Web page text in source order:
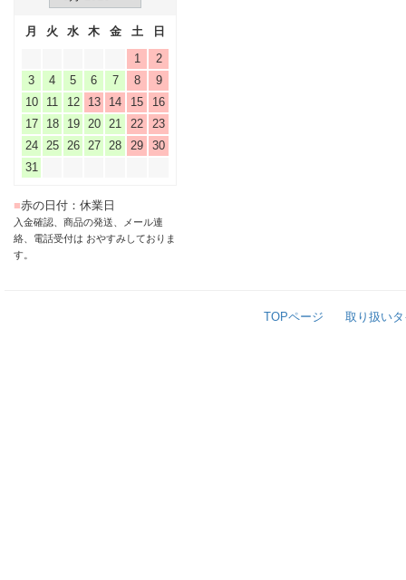
月 火 水 木 金 土
日
1
2
3
4 5 6 7 8
9
10
11 12 13 14 15
16
17
18 19 20 21 22
23
24
25 26 27 28 29
30
31
■赤の日付：休業日
入金確認、商品の発送、メール連
絡、電話受付は おやすみしておりま
す。
TOPページ 取り扱い